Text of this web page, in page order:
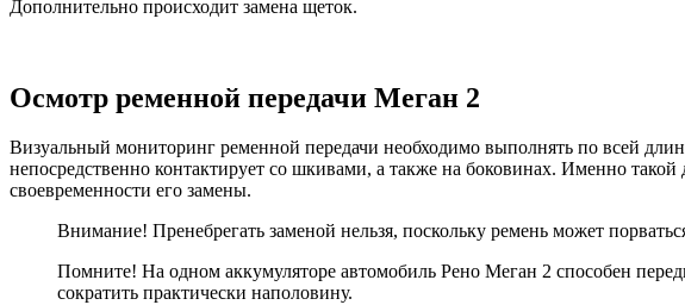
Дополнительно происходит замена щеток.
Осмотр ременной передачи Меган 2
Визуальный мониторинг ременной передачи необходимо выполнять по всей
непосредственно контактирует со шкивами, а также на боковинах. Именно
своевременности его замены.
Внимание! Пренебрегать заменой нельзя, поскольку ремень может
Помните! На одном аккумуляторе автомобиль Рено Меган 2 способен
сократить практически наполовину.